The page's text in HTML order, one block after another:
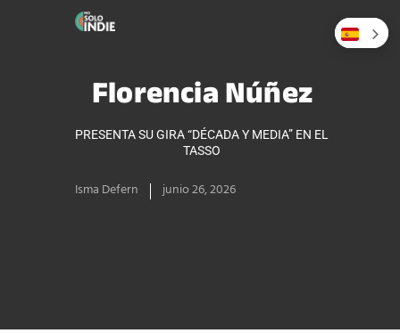
Florencia Núñez
PRESENTA SU GIRA “DÉCADA Y MEDIA” EN EL
TASSO
Isma Defern junio 26, 2026